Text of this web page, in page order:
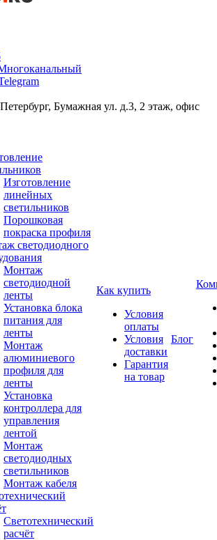
Бумажная ул. д.3, 2 этаж, офис
Изготовление
линейных
светильников
Порошковая
покраска профиля
светодиодного
Монтаж
светодиодной
ленты
Установка блока
питания для
ленты
Монтаж
алюминиевого
профиля для
ленты
Установка
контроллера для
управления
лентой
Монтаж
светодиодных
светильников
Монтаж кабеля
Светотехнический
расчёт
Как купить
Условия
оплаты
Условия
доставки
Гарантия
на товар
Блог